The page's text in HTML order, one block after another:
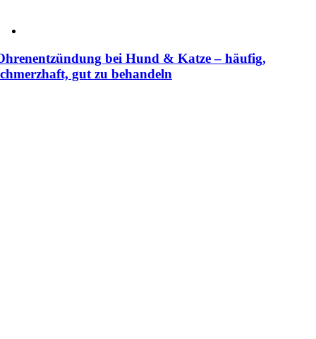
bei Hund & Katze – häufig,
gut zu behandeln